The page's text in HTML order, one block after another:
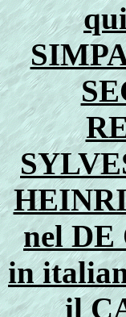
nel
in
il